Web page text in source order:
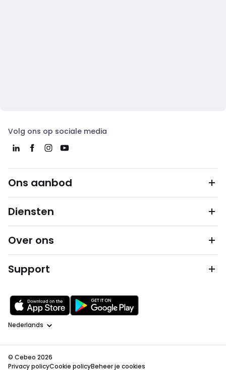
Volg ons op sociale media
Ons aanbod
Diensten
Over ons
Support
Taal
© Cebeo 2026
Privacy policyCookie policyBeheer je cookies